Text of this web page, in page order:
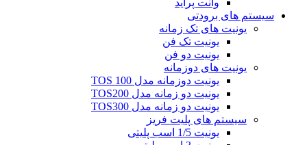
سیستم های برودتی
یونیت های تک زمانه
یونیت تک فن
یونیت دو فن
یونیت های دوزمانه
یونیت دوزمانه مدل TOS 100
یونیت دو زمانه مدل TOS200
یونیت دو زمانه مدل TOS300
سیستم های پلیت فریز
یونیت 1/5 اسب پلیتی